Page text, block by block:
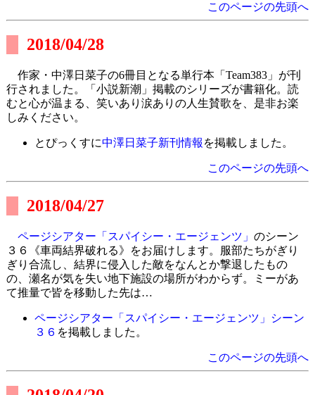
このページの先頭へ
2018/04/28
作家・中澤日菜子の6冊目となる単行本「Team383」が刊
行されました。「小説新潮」掲載のシリーズが書籍化。読
むと心が温まる、笑いあり涙ありの人生賛歌を、是非お楽
しみください。
とぴっくすに中澤日菜子新刊情報 を掲載しました。
このページの先頭へ
2018/04/27
ページシアター「スパイシー・エージェンツ」 のシーン
３６《車両結界破れる》をお届けします。服部たちがぎり
ぎり合流し、結界に侵入した敵をなんとか撃退したもの
の、瀬名が気を失い地下施設の場所がわからず。ミーがあ
て推量で皆を移動した先は…
ページシアター「スパイシー・エージェンツ」シーン
３６ を掲載しました。
このページの先頭へ